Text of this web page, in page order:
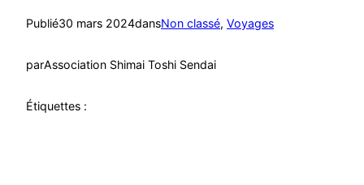
Publié30 mars 2024dansNon classé, Voyages
parAssociation Shimai Toshi Sendai
Étiquettes :